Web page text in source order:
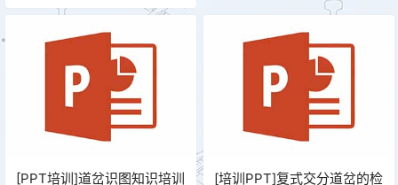
[PPT培训]道岔识图知识培训
[培训PPT]复式交分道岔的检